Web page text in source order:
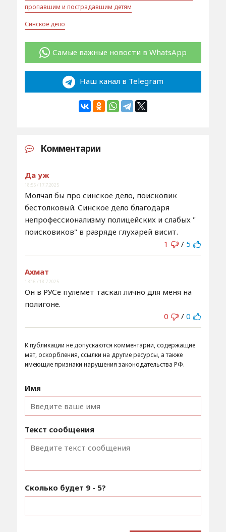
пропавшим и пострадавшим детям
Синское дело
Самые важные новости в WhatsApp
Наш канал в Telegram
Комментарии
Да уж
18:55 / 17.7.2025
Молчал бы про синское дело, поисковик
бестолковый. Синское дело благодаря
непрофессионализму полицейских и слабых "
поисковиков" в разряде глухарей висит.
1
/ 5
Ахмат
13:16 / 18.7.2025
Он в РУСе пулемет таскал лично для меня на
полигоне.
0
/ 0
К публикации не допускаются комментарии, содержащие
мат, оскорбления, ссылки на другие ресурсы, а также
имеющие признаки нарушения законодательства РФ.
Имя
Текст сообщения
Сколько будет 9 - 5?